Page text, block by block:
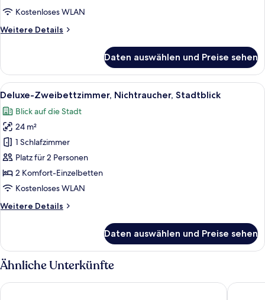
anzeigen
Kostenloses WLAN
Weitere Details
Weitere
Zweibettzimmer,
Nichtraucher
Daten auswählen und Preise sehen
Alle
Fotos
für
Deluxe-
Zweibettzimmer,
Nichtraucher,
Stadtblick
anzeigen
Ein Hotelzimmer mit modernem
15
Deluxe-Zweibettzimmer, Nichtraucher, Stadtblick
Blick auf die Stadt
24 m²
1 Schlafzimmer
Platz für 2 Personen
2 Komfort-Einzelbetten
Kostenloses WLAN
Weitere Details
Weitere
Zweibettzimmer,
Nichtraucher,
Stadtblick
Daten auswählen und Preise sehen
Ähnliche Unterkünfte
APA Hotel Sugamo Ekimae Hotel